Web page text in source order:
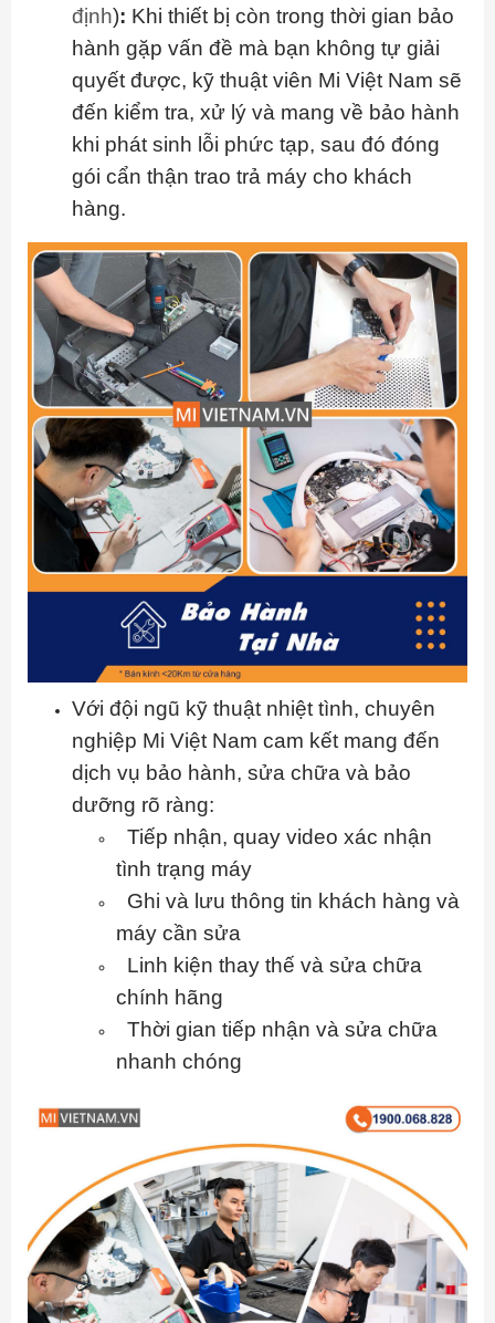
định): Khi thiết bị còn trong thời gian bảo
hành gặp vấn đề mà bạn không tự giải
quyết được, kỹ thuật viên Mi Việt Nam sẽ
đến kiểm tra, xử lý và mang về bảo hành
khi phát sinh lỗi phức tạp, sau đó đóng
gói cẩn thận trao trả máy cho khách
hàng.
Với đội ngũ kỹ thuật nhiệt tình, chuyên
nghiệp Mi Việt Nam cam kết mang đến
dịch vụ bảo hành, sửa chữa và bảo
dưỡng rõ ràng:
Tiếp nhận, quay video xác nhận
tình trạng máy
Ghi và lưu thông tin khách hàng và
máy cần sửa
Linh kiện thay thế và sửa chữa
chính hãng
Thời gian tiếp nhận và sửa chữa
nhanh chóng